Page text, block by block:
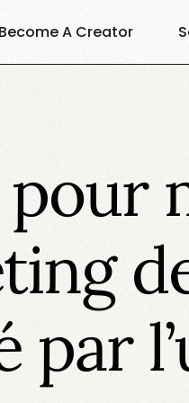
Become A Creator
par